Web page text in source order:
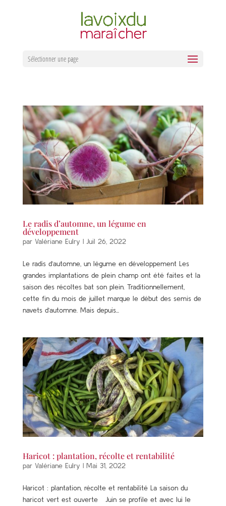
Sélectionner une page
Le radis d’automne, un légume en
développement
par Valériane Eulry | Juil 26, 2022
Le radis d’automne, un légume en développement Les
grandes implantations de plein champ ont été faites et la
saison des récoltes bat son plein. Traditionnellement,
cette fin du mois de juillet marque le début des semis de
navets d’automne. Mais depuis...
Haricot : plantation, récolte et rentabilité
par Valériane Eulry | Mai 31, 2022
Haricot : plantation, récolte et rentabilité La saison du
haricot vert est ouverte Juin se profile et avec lui le